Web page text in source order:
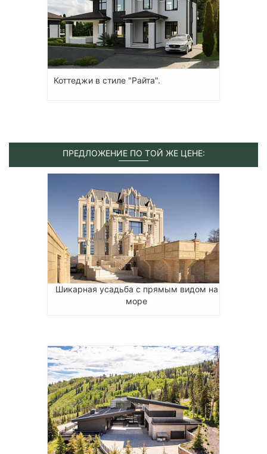
Коттеджи в стиле "Райта".
ПРЕДЛОЖЕНИЕ ПО ТОЙ ЖЕ ЦЕНЕ:
Шикарная усадьба с прямым видом на
море